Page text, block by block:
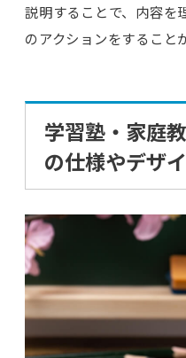
説明することで、内容を
のアクションをすること
学習塾・家庭
の仕様やデザ